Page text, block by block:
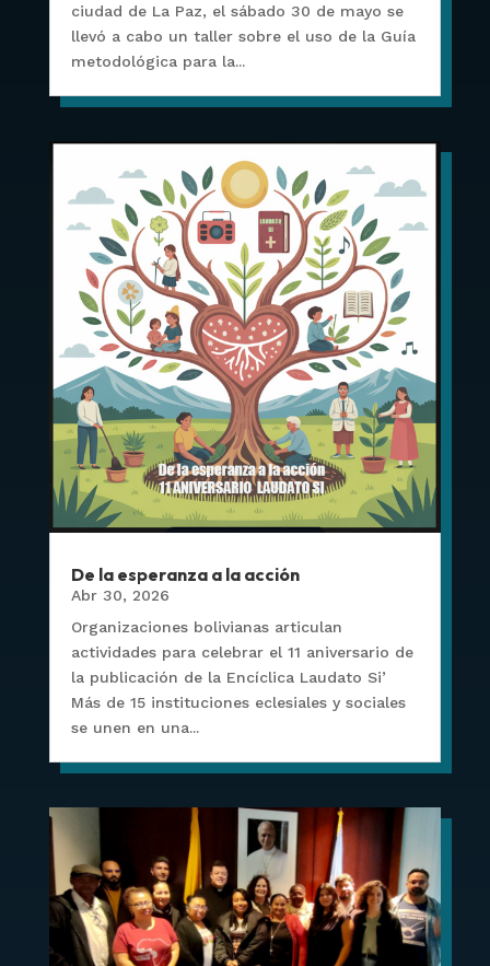
ciudad de La Paz, el sábado 30 de mayo se
llevó a cabo un taller sobre el uso de la Guía
metodológica para la...
De la esperanza a la acción
Abr 30, 2026
Organizaciones bolivianas articulan
actividades para celebrar el 11 aniversario de
la publicación de la Encíclica Laudato Si’
Más de 15 instituciones eclesiales y sociales
se unen en una...